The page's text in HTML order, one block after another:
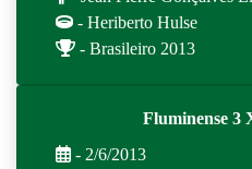
- Heriberto Hulse
- Brasileiro 2013
Fluminense 3
- 2/6/2013